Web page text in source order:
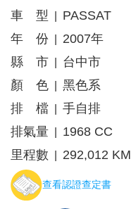
車 型
PASSAT
年 份
2007年
縣 市
台中市
顏 色
黑色系
排 檔
手自排
排氣量
1968 CC
里程數
292,012 KM
查看認證查定書